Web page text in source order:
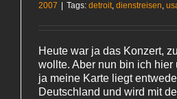
2007
Tags: detroit, dienstreisen,
Heute war ja das Konzert,
wollte. Aber nun bin ich hier
ja meine Karte liegt
Deutschland und wird mit